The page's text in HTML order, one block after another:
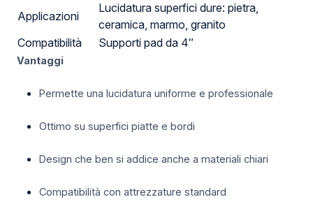
Applicazioni
Lucidatura superfici dure: pietra,
ceramica, marmo, granito
Compatibilità
Supporti pad da 4″
Vantaggi
Permette una lucidatura uniforme e professionale
Ottimo su superfici piatte e bordi
Design che ben si addice anche a materiali chiari
Compatibilità con attrezzature standard